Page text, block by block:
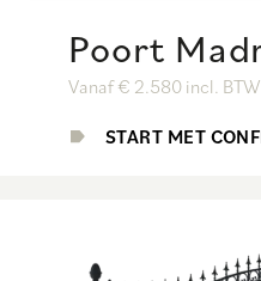
Poort
Vanaf € 2.580 incl. BTW
START MET